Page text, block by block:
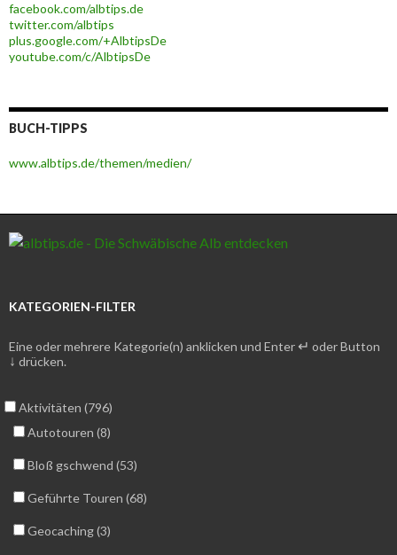
facebook.com/albtips.de
twitter.com/albtips
plus.google.com/+AlbtipsDe
youtube.com/c/AlbtipsDe
BUCH-TIPPS
www.albtips.de/themen/medien/
KATEGORIEN-FILTER
Eine oder mehrere Kategorie(n) anklicken und Enter ↵ oder Button
↓ drücken.
Aktivitäten (796)
Autotouren (8)
Bloß gschwend (53)
Geführte Touren (68)
Geocaching (3)